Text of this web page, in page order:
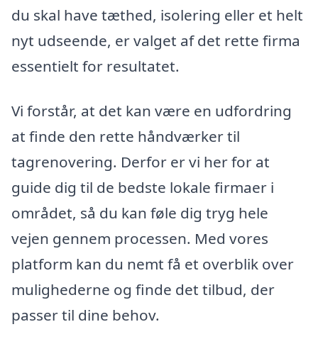
du skal have tæthed, isolering eller et helt
nyt udseende, er valget af det rette firma
essentielt for resultatet.
Vi forstår, at det kan være en udfordring
at finde den rette håndværker til
tagrenovering. Derfor er vi her for at
guide dig til de bedste lokale firmaer i
området, så du kan føle dig tryg hele
vejen gennem processen. Med vores
platform kan du nemt få et overblik over
mulighederne og finde det tilbud, der
passer til dine behov.